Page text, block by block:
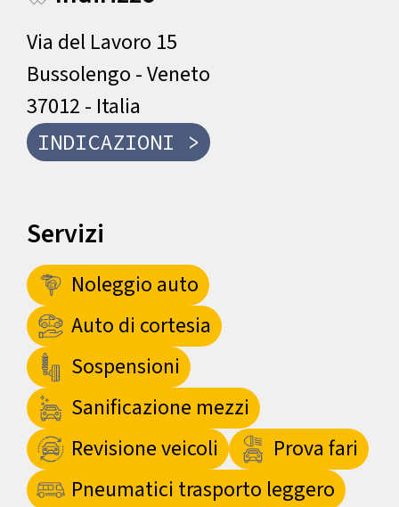
Via del Lavoro 15
Bussolengo - Veneto
37012 - Italia
INDICAZIONI >
Servizi
Noleggio auto
Auto di cortesia
Sospensioni
Sanificazione mezzi
Revisione veicoli
Prova fari
Pneumatici trasporto leggero